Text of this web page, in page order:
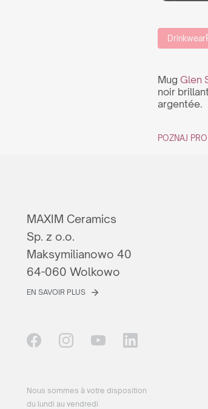
Drinkwear
Mug Glen
noir
argentée.
POZNAJ
MAXIM Ceramics
Sp. z o.o.
Maksymilianowo 40
64-060 Wolkowo
EN SAVOIR PLUS
Nous sommes à votre disposition
du lundi au vendredi